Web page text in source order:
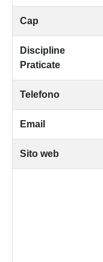
Cap
Discipline
Praticate
Telefono
Email
Sito web